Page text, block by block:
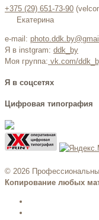
+375 (29) 651-73-90
Екатерина
e-mail:
Я в instgram: ddk_by
Моя группа: vk.com/
Я в соцсетях
Цифровая типография
© 2026
Копирование любых